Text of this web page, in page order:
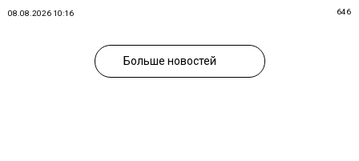
08.08.2026 10:16 646
Больше новостей